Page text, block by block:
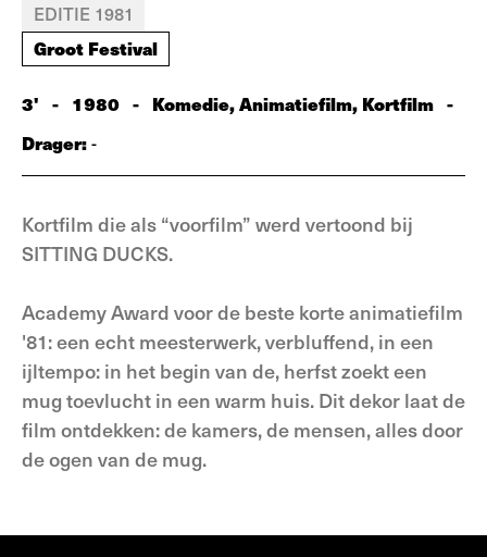
EDITIE 1981
Groot Festival
3' - 1980 - Komedie, Animatiefilm, Kortfilm -
Drager:-
Kortfilm die als “voorfilm” werd vertoond bij
SITTING DUCKS.
Academy Award voor de beste korte animatiefilm
'81: een echt meesterwerk, verbluffend, in een
ijltempo: in het begin van de, herfst zoekt een
mug toevlucht in een warm huis. Dit dekor laat de
film ontdekken: de kamers, de mensen, alles door
de ogen van de mug.